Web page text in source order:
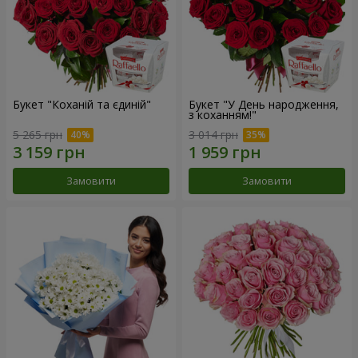
Букет "Коханій та єдиній"
5 265 грн
Замовити
Букет "У День народження,
з коханням!"
3 014 грн
Замовити